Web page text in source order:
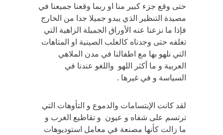
حتى وقع جزء كبير منا او ربما وقعنا جميعنا في
مصيدة التنظير الذي يبدو جميلا جدا من الخارج
فإذا ما نزعنا عنه الأوراق الجميلة الزاهية التي
تغلفه حتى وجدناه كالعلب الصينية او المتاهات
التي نلهو بها مع اطفالنا في مدن الملاهي
العربية و ما أكثر اللهو واللغو عندنا في
السياسة و في غيرها .
لقد كانت الإبتسامات والدموع و التأوهات التي
ترتسم على شفاه و عيون و تقاطيع الغرب و
ما زالت كأنها مصنعة في معامل استوديوهات